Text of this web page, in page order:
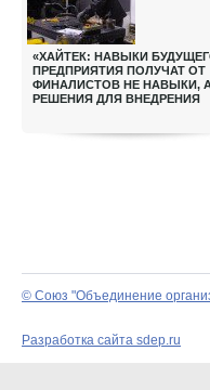
«ХАЙТЕК: НАВЫКИ
ПРЕДПРИЯТИЯ ПОЛУЧАТ ОТ
ФИНАЛИСТОВ НЕ НАВЫКИ,
РЕШЕНИЯ ДЛЯ ВНЕДРЕНИЯ
© Союз "Объединение
Разработка сайта sdep.ru